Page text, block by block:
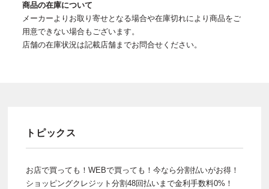
商品の在庫について
メーカーよりお取り寄せとなる場合や在庫切れにより商品をご
用意できない場合もございます。
店舗の在庫状況は記載店舗までお問合せください。
トピックス
お店で買っても！WEBで買っても！今なら分割払いがお得！
ショッピングクレジット分割48回払いまで金利手数料0%！